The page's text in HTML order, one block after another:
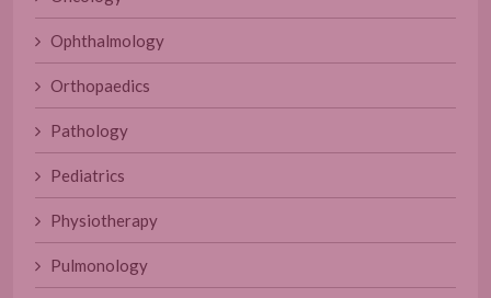
Ophthalmology
Orthopaedics
Pathology
Pediatrics
Physiotherapy
Pulmonology